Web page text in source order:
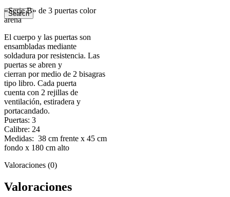
Search
«Serie B» de 3 puertas color
arena
El cuerpo y las puertas son
ensambladas mediante
soldadura por resistencia. Las
puertas se abren y
cierran por medio de 2 bisagras
tipo libro. Cada puerta
cuenta con 2 rejillas de
ventilación, estiradera y
portacandado.
Puertas: 3
Calibre: 24
Medidas: 38 cm frente x 45 cm
fondo x 180 cm alto
Valoraciones (0)
Valoraciones